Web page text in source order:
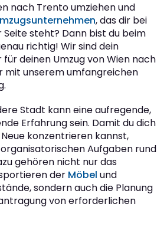
nach Trento umziehen und
, das dir bei
steht? Dann bist du beim
richtig! Wir sind dein
deinen Umzug von Wien nach
mit unserem umfangreichen
Stadt kann eine aufregende,
Erfahrung sein. Damit du dich
konzentrieren kannst,
Aufgaben rund
gehören nicht nur das
der Möbel und
sondern auch die Planung
von erforderlichen